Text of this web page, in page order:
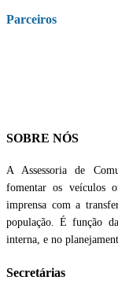
Parceiros
SOBRE NÓS
A Assessoria de
fomentar os veículos
imprensa com a
população. É função
interna, e no
Secretárias